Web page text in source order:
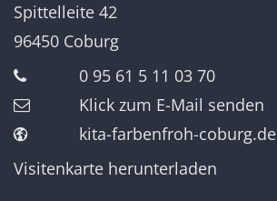
Spittelleite 42
96450 Coburg
0 95 61 5 11 03 70
Klick zum E-Mail senden
kita-farbenfroh-coburg.de
Visitenkarte herunterladen